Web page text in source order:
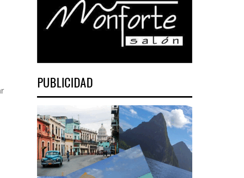
PUBLICIDAD